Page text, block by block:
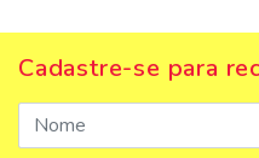
Cadastre-se para